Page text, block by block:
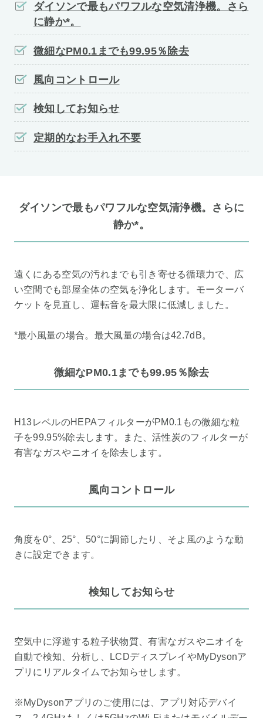
ダイソンで最もパワフルな空気清浄機。さら
に静か*。
微細なPM0.1までも99.95％除去
風向コントロール
検知してお知らせ
定期的なお手入れ不要
ダイソンで最もパワフルな空気清浄機。さらに
静か*。
遠くにある空気の汚れまでも引き寄せる循環力で、広
い空間でも部屋全体の空気を浄化します。モーターバ
ケットを見直し、運転音を最大限に低減しました。
*最小風量の場合。最大風量の場合は42.7dB。
微細なPM0.1までも99.95％除去
H13レベルのHEPAフィルターがPM0.1もの微細な粒
子を99.95%除去します。また、活性炭のフィルターが
有害なガスやニオイを除去します。
風向コントロール
角度を0°、25°、50°に調節したり、そよ風のような動
きに設定できます。
検知してお知らせ
空気中に浮遊する粒子状物質、有害なガスやニオイを
自動で検知、分析し、LCDディスプレイやMyDysonア
プリにリアルタイムでお知らせします。
※MyDysonアプリのご使用には、アプリ対応デバイ